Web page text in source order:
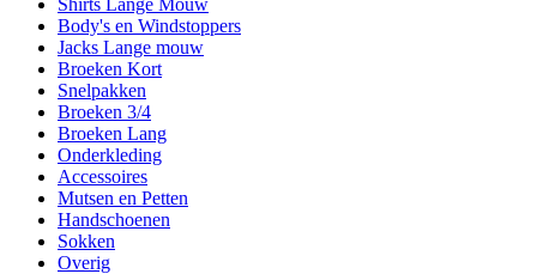
Shirts Lange Mouw
Body's en Windstoppers
Jacks Lange mouw
Broeken Kort
Snelpakken
Broeken 3/4
Broeken Lang
Onderkleding
Accessoires
Mutsen en Petten
Handschoenen
Sokken
Overig